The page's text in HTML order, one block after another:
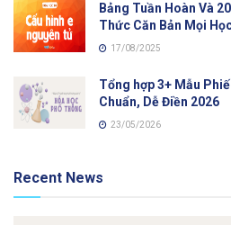
Bảng Tuần Hoàn Và
Thức Căn Bản Mọi
17/08/2025
Tổng hợp 3+ Mẫu
Chuẩn, Dễ Điền 2026
23/05/2026
Recent News